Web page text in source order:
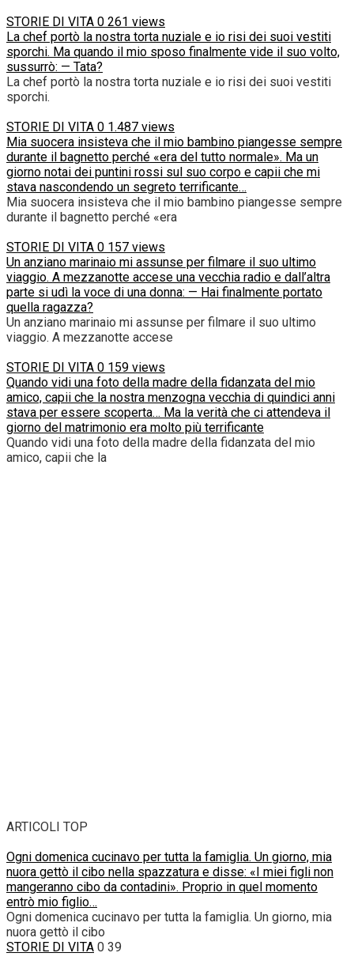
STORIE DI VITA 0 261 views
La chef portò la nostra torta nuziale e io risi dei suoi vestiti
sporchi. Ma quando il mio sposo finalmente vide il suo volto,
sussurrò: — Tata?
La chef portò la nostra torta nuziale e io risi dei suoi vestiti
sporchi.
STORIE DI VITA 0 1.487 views
Mia suocera insisteva che il mio bambino piangesse sempre
durante il bagnetto perché «era del tutto normale». Ma un
giorno notai dei puntini rossi sul suo corpo e capii che mi
stava nascondendo un segreto terrificante…
Mia suocera insisteva che il mio bambino piangesse sempre
durante il bagnetto perché «era
STORIE DI VITA 0 157 views
Un anziano marinaio mi assunse per filmare il suo ultimo
viaggio. A mezzanotte accese una vecchia radio e dall’altra
parte si udì la voce di una donna: — Hai finalmente portato
quella ragazza?
Un anziano marinaio mi assunse per filmare il suo ultimo
viaggio. A mezzanotte accese
STORIE DI VITA 0 159 views
Quando vidi una foto della madre della fidanzata del mio
amico, capii che la nostra menzogna vecchia di quindici anni
stava per essere scoperta… Ma la verità che ci attendeva il
giorno del matrimonio era molto più terrificante
Quando vidi una foto della madre della fidanzata del mio
amico, capii che la
ARTICOLI TOP
Ogni domenica cucinavo per tutta la famiglia. Un giorno, mia
nuora gettò il cibo nella spazzatura e disse: «I miei figli non
mangeranno cibo da contadini». Proprio in quel momento
entrò mio figlio…
Ogni domenica cucinavo per tutta la famiglia. Un giorno, mia
nuora gettò il cibo
STORIE DI VITA 0 39